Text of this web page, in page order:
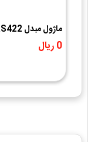
سریال MAX490
0 ریال